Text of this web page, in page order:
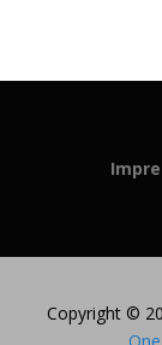
Copyright ©